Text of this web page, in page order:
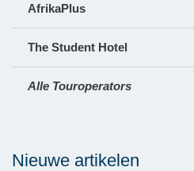
AfrikaPlus
The Student Hotel
Alle Touroperators
Nieuwe artikelen